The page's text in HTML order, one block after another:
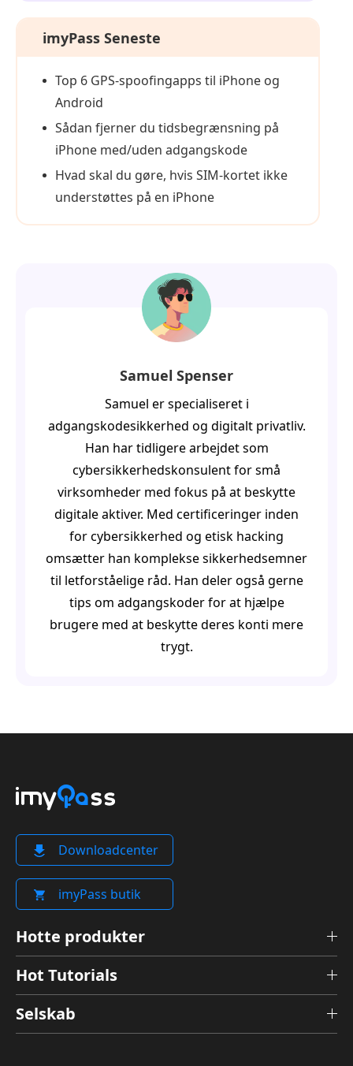
imyPass Seneste
Top 6 GPS-spoofingapps til iPhone og
Android
Sådan fjerner du tidsbegrænsning på
iPhone med/uden adgangskode
Hvad skal du gøre, hvis SIM-kortet ikke
understøttes på en iPhone
Samuel Spenser
Samuel er specialiseret i
adgangskodesikkerhed og digitalt privatliv.
Han har tidligere arbejdet som
cybersikkerhedskonsulent for små
virksomheder med fokus på at beskytte
digitale aktiver. Med certificeringer inden
for cybersikkerhed og etisk hacking
omsætter han komplekse sikkerhedsemner
til letforståelige råd. Han deler også gerne
tips om adgangskoder for at hjælpe
brugere med at beskytte deres konti mere
trygt.
Downloadcenter
imyPass butik
Hotte produkter
Hot Tutorials
Selskab